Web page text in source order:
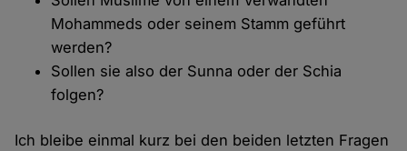
Mohammeds oder seinem Stamm geführt
werden?
Sollen sie also der Sunna oder der Schia
folgen?
Ich bleibe einmal kurz bei den beiden letzten Fragen